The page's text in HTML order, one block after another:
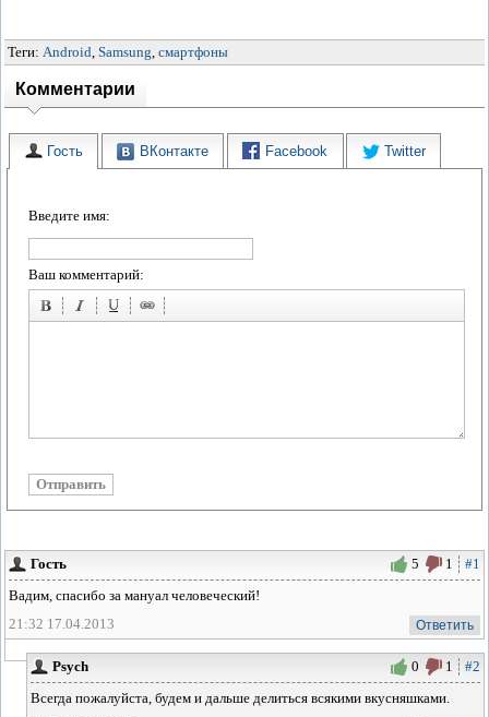
Теги: Android, Samsung, смартфоны
Комментарии
Гость ВКонтакте Facebook Twitter
Введите имя:
Ваш комментарий:
Гость #1
1
5
Вадим, спасибо за мануал человеческий!
21:32 17.04.2013
Ответить
Psych #2
1
0
Всегда пожалуйста, будем и дальше делиться всякими вкусняшками.